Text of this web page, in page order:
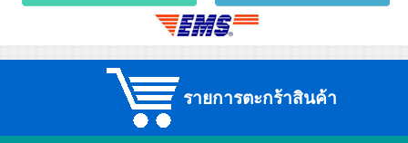
รายการตะกร้าสินค้า